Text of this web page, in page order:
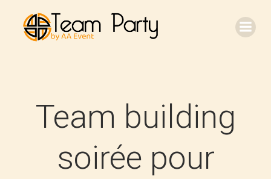
au
contenu
Team building
soirée pour